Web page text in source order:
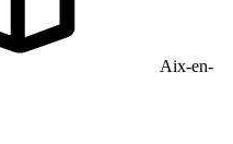
Aix-en-